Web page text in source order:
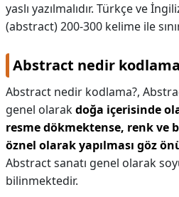
yaslı yazılmalıdır. Türkçe ve
(abstract) 200-300 kelime ile
Abstract nedir
Abstract nedir kodlama?,
genel olarakdoğa içerisinde
resme dökmektense, renk ve
öznel olarak yapılması göz
Abstract sanatı genel olarak
bilinmektedir.